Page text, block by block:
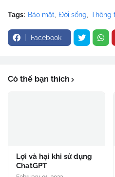
Tags: Bảo mật Đời sống Thông
Facebook
Có thể bạn thích
Lợi và hại khi sử dụng
ChatGPT